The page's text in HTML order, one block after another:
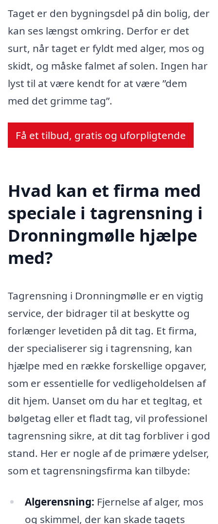
Taget er den bygningsdel på din bolig, der
kan ses længst omkring. Derfor er det
surt, når taget er fyldt med alger, mos og
skidt, og måske falmet af solen. Ingen har
lyst til at være kendt for at være ”dem
med det grimme tag”.
Få et tilbud, gratis og uforpligtende
Hvad kan et firma med
speciale i tagrensning i
Dronningmølle hjælpe
med?
Tagrensning i Dronningmølle er en vigtig
service, der bidrager til at beskytte og
forlænger levetiden på dit tag. Et firma,
der specialiserer sig i tagrensning, kan
hjælpe med en række forskellige opgaver,
som er essentielle for vedligeholdelsen af
dit hjem. Uanset om du har et tegltag, et
bølgetag eller et fladt tag, vil professionel
tagrensning sikre, at dit tag forbliver i god
stand. Her er nogle af de primære ydelser,
som et tagrensningsfirma kan tilbyde:
Algerensning: Fjernelse af alger, mos
og skimmel, der kan skade tagets